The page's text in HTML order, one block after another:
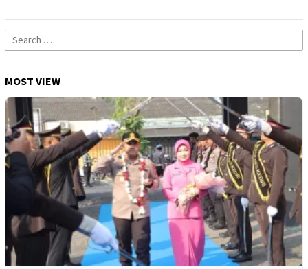
Search
for:
MOST VIEW